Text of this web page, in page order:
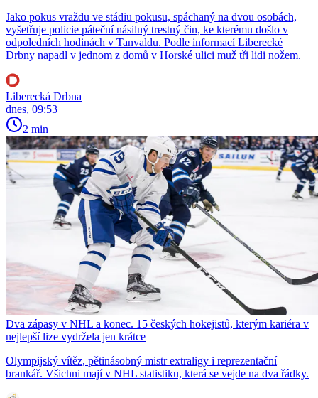
Jako pokus vraždu ve stádiu pokusu, spáchaný na dvou osobách,
vyšetřuje policie páteční násilný trestný čin, ke kterému došlo v
odpoledních hodinách v Tanvaldu. Podle informací Liberecké
Drbny napadl v jednom z domů v Horské ulici muž tři lidi nožem.
Liberecká Drbna
dnes, 09:53
2 min
Dva zápasy v NHL a konec. 15 českých hokejistů, kterým kariéra v
nejlepší lize vydržela jen krátce
Olympijský vítěz, pětinásobný mistr extraligy i reprezentační
brankář. Všichni mají v NHL statistiku, která se vejde na dva řádky.